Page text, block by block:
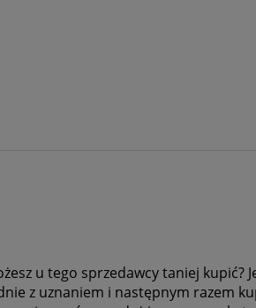
u tego sprzedawcy taniej kupić?
z uznaniem i następnym razem